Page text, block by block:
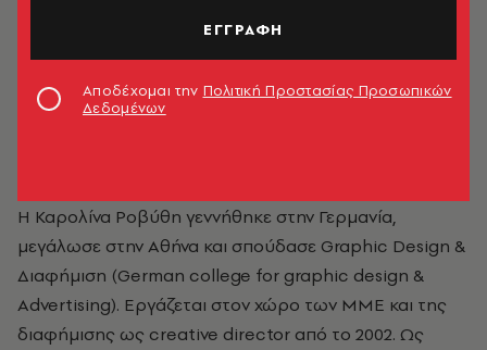
Η Καρολίνα Ροβύθη γεννήθηκε στην Γερμανία,
μεγάλωσε στην Αθήνα και σπούδασε Graphic Design &
Διαφήμιση (German college for graphic design &
Advertising). Εργάζεται στον χώρο των ΜΜΕ και της
διαφήμισης ως creative director από το 2002. Ως
ΕΓΓΡΑΦΗ
Αποδέχομαι την Πολιτική Προστασίας Προσωπικών
Δεδομένων